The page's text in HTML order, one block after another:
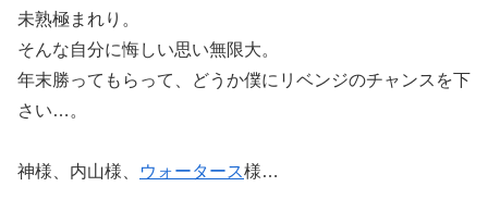
未熟極まれり。
そんな自分に悔しい思い無限大。
年末勝ってもらって、どうか僕にリベンジのチャンスを下
さい…。
神様、内山様、 ウォータース様…